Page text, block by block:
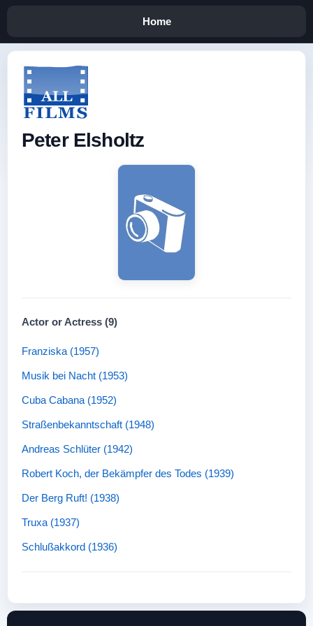
Home
Peter Elsholtz
Actor or Actress (9)
Franziska (1957)
Musik bei Nacht (1953)
Cuba Cabana (1952)
Straßenbekanntschaft (1948)
Andreas Schlüter (1942)
Robert Koch, der Bekämpfer des Todes (1939)
Der Berg Ruft! (1938)
Truxa (1937)
Schlußakkord (1936)